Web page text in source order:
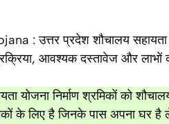
: उत्तर प्रदेश शौचालय सहायता
आवश्यक दस्तावेज और लाभों
योजना निर्माण श्रमिकों को
के लिए है जिनके पास अपना घर